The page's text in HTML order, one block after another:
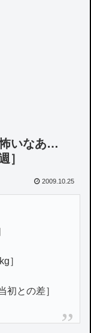
いなあ…
］
2009.10.25
］
の差］